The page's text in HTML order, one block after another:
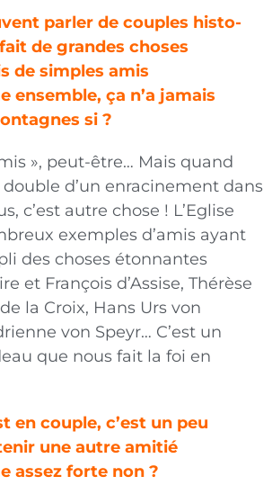
parler de couples histo­
de grandes choses
de simples amis
ensemble, ça n’a jamais
si ?
», peut-être… Mais quand
d’un enracinement dans
c’est autre chose ! L’Eglise
exemples d’amis ayant
des choses étonnantes
et François d’Assise, Thérèse
la Croix, Hans Urs von
von Speyr… C’est un
que nous fait la foi en
en couple, c’est un peu
une autre amitié
assez forte non ?